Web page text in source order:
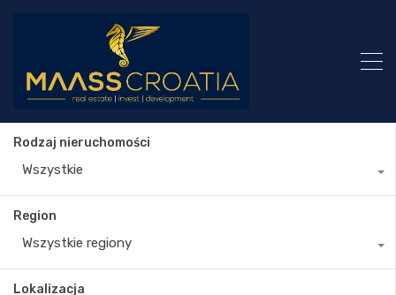
Rodzaj nieruchomości
Wszystkie
Region
Wszystkie regiony
Lokalizacja